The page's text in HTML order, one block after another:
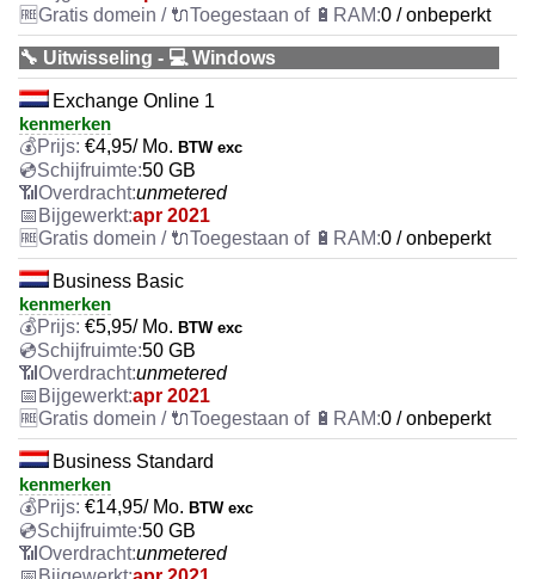
0 / onbeperkt
🔧 Uitwisseling - 💻 Windows
Exchange Online 1
kenmerken
€4,95/ Mo. BTW exc
50 GB
unmetered
apr 2021
0 / onbeperkt
Business Basic
kenmerken
€5,95/ Mo. BTW exc
50 GB
unmetered
apr 2021
0 / onbeperkt
Business Standard
kenmerken
€14,95/ Mo. BTW exc
50 GB
unmetered